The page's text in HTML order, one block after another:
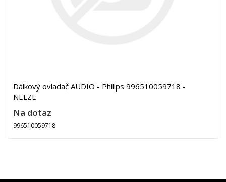
Dálkový ovladač AUDIO - Philips 996510059718 -
NELZE
Na dotaz
996510059718